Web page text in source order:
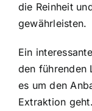
die Reinheit
gewährleisten.
Ein
den führenden
es um den
Extraktion